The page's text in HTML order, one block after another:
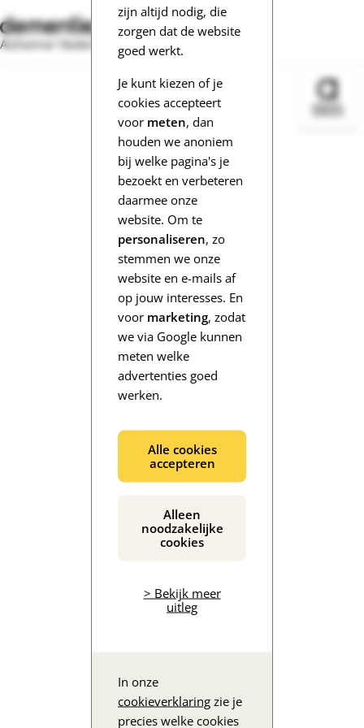
zijn altijd nodig, die
zorgen dat de website
goed werkt.
Je kunt kiezen of je
cookies accepteert
voor meten, dan
houden we anoniem
bij welke pagina's je
bezoekt en verbeteren
daarmee onze
website. Om te
personaliseren, zo
stemmen we onze
website en e-mails af
op jouw interesses. En
voor marketing, zodat
we via Google kunnen
meten welke
advertenties goed
werken.
Alle cookies
accepteren
Alleen
noodzakelijke
cookies
> Bekijk meer
uitleg
In onze
cookieverklaring zie je
precies welke cookies
Alzheimer Nederland
De inhoud wordt geladen...